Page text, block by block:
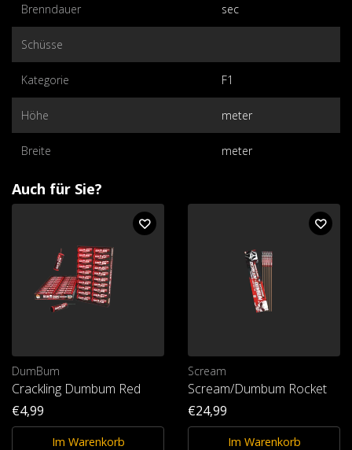
Brenndauer sec
Schüsse
Kategorie F1
Höhe meter
Breite meter
Auch für Sie?
DumBum
Crackling Dumbum Red
€4,99
Im Warenkorb
Scream
Scream/Dumbum Rocket
€24,99
Im Warenkorb